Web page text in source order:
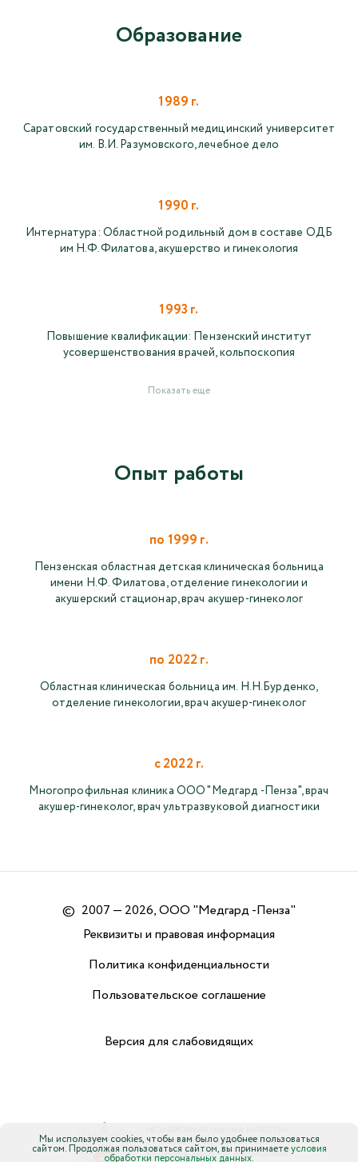
Образование
1989 г.
Саратовский государственный медицинский университет
им. В.И. Разумовского, лечебное дело
1990 г.
Интернатура: Областной родильный дом в составе ОДБ
им Н.Ф.Филатова, акушерство и гинекология
1993 г.
Повышение квалификации: Пензенский институт
усовершенствования врачей, кольпоскопия
Показать еще
Опыт работы
по 1999 г.
Пензенская областная детская клиническая больница
имени Н.Ф. Филатова, отделение гинекологии и
акушерский стационар, врач акушер-гинеколог
по 2022 г.
Областная клиническая больница им. Н.Н.Бурденко,
отделение гинекологии, врач акушер-гинеколог
с 2022 г.
Многопрофильная клиника ООО "Медгард -Пенза", врач
акушер-гинеколог, врач ультразвуковой диагностики
© 2007 — 2026, ООО "Медгард -Пенза"
Реквизиты и правовая информация
Политика конфиденциальности
Пользовательское соглашение
Версия для слабовидящих
Мы используем cookies, чтобы вам было удобнее пользоваться
сайтом. Продолжая пользоваться сайтом, вы принимаетеусловия
обработки персональных данных.